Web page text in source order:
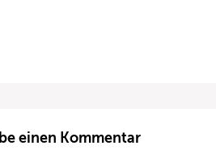
einen Kommentar